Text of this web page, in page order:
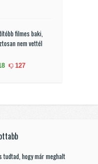
filmes baki,
nem vettél
127
tudtad, hogy már meghalt